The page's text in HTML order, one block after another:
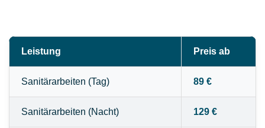
Leistung Preis ab
Sanitärarbeiten (Tag) 89 €
Sanitärarbeiten (Nacht) 129 €